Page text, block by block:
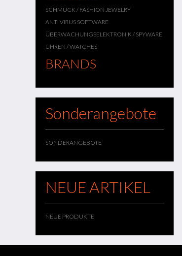
SCHMUCK / FASHION JEWELRY
ANTI VIRUS SOFTWARE
ÜBERWACHUNGSELEKTRONIK / SPYWARE
UHREN / WATCHES
BRANDS
Sonderangebote
SONDERANGEBOTE
NEUE ARTIKEL
NEUE PRODUKTE